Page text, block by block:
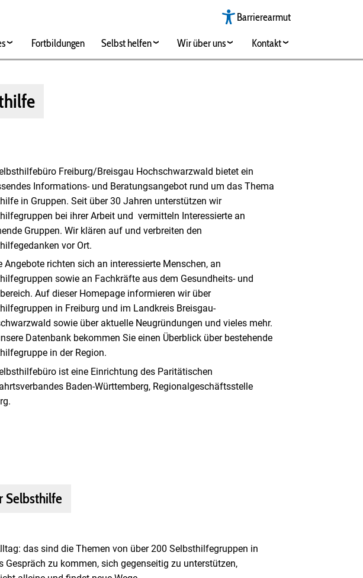
Barrierearmut
Fortbildungen Selbst helfen Wir über uns Kontakt
Freiburg/Breisgau Hochschwarzwald bietet ein
Informations- und Beratungsangebot rund um das Thema
in Gruppen. Seit über 30 Jahren unterstützen wir
bei ihrer Arbeit und vermitteln Interessierte an
Gruppen. Wir klären auf und verbreiten den
vor Ort.
Angebote richten sich an interessierte Menschen, an
sowie an Fachkräfte aus dem Gesundheits- und
Auf dieser Homepage informieren wir über
in Freiburg und im Landkreis Breisgau-
sowie über aktuelle Neugründungen und vieles mehr.
Datenbank bekommen Sie einen Überblick über bestehende
in der Region.
ist eine Einrichtung des Paritätischen
Baden-Württemberg, Regionalgeschäftsstelle
Selbsthilfe
das sind die Themen von über 200 Selbsthilfegruppen in
zu kommen, sich gegenseitig zu unterstützen,